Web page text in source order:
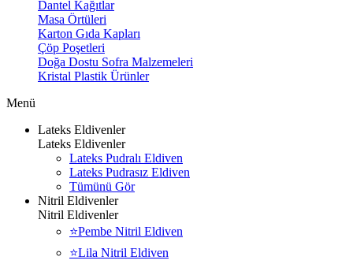
Dantel Kağıtlar
Masa Örtüleri
Karton Gıda Kapları
Çöp Poşetleri
Doğa Dostu Sofra Malzemeleri
Kristal Plastik Ürünler
Menü
Lateks Eldivenler
Lateks Eldivenler
Lateks Pudralı Eldiven
Lateks Pudrasız Eldiven
Tümünü Gör
Nitril Eldivenler
Nitril Eldivenler
⭐Pembe Nitril Eldiven
⭐Lila Nitril Eldiven